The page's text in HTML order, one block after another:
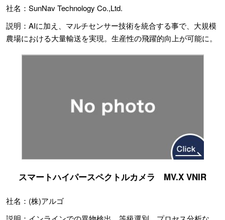
社名：SunNav Technology Co.,Ltd.
説明：AIに加え、マルチセンサー技術を統合する事で、大規模
農場における大量輸送を実現。生産性の飛躍的向上が可能に。
スマートハイパースペクトルカメラ MV.X VNIR
社名：(株)アルゴ